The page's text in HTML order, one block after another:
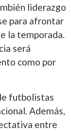
liderazgo
para afrontar
la temporada.
será
como por
futbolistas
Además,
entre